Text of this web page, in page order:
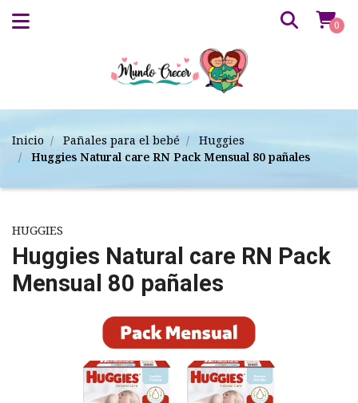
0
Inicio Pañales para el bebé
Huggies
Huggies Natural care RN Pack Mensual 80 pañales
HUGGIES
Huggies Natural care RN Pack
Mensual 80 pañales